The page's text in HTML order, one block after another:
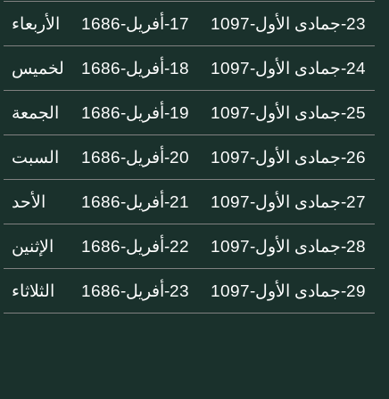
23-جمادى الأول-1097 17-أفريل-1686 الأربعاء
24-جمادى الأول-1097 18-أفريل-1686 لخميس
25-جمادى الأول-1097 19-أفريل-1686 الجمعة
26-جمادى الأول-1097 20-أفريل-1686 السبت
27-جمادى الأول-1097 21-أفريل-1686 الأحد
28-جمادى الأول-1097 22-أفريل-1686 الإثنين
29-جمادى الأول-1097 23-أفريل-1686 الثلاثاء